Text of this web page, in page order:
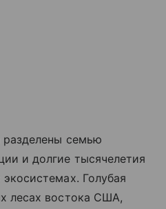
разделены семью
и долгие тысячелетия
Голубая
лесах востока США,